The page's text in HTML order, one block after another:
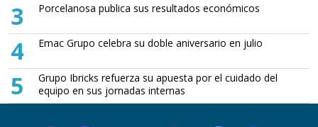
3 Porcelanosa publica sus resultados económicos
4 Emac Grupo celebra su doble aniversario en julio
5
Grupo Ibricks refuerza su apuesta por el cuidado del
equipo en sus jornadas internas